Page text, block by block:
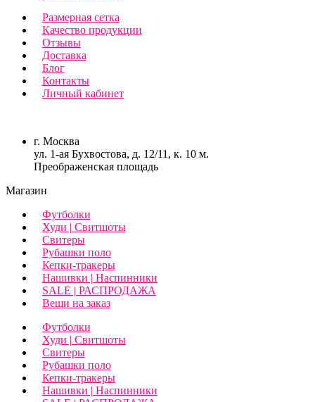
Размерная сетка
Качество продукции
Отзывы
Доставка
Блог
Контакты
Личный кабинет
г. Москва
ул. 1-ая Бухвостова, д. 12/11, к. 10 м.
Преображенская площадь
Магазин
Футболки
Худи | Свитшоты
Свитеры
Рубашки поло
Кепки-тракеры
Нашивки | Наспинники
SALE | РАСПРОДАЖА
Вещи на заказ
Футболки
Худи | Свитшоты
Свитеры
Рубашки поло
Кепки-тракеры
Нашивки | Наспинники